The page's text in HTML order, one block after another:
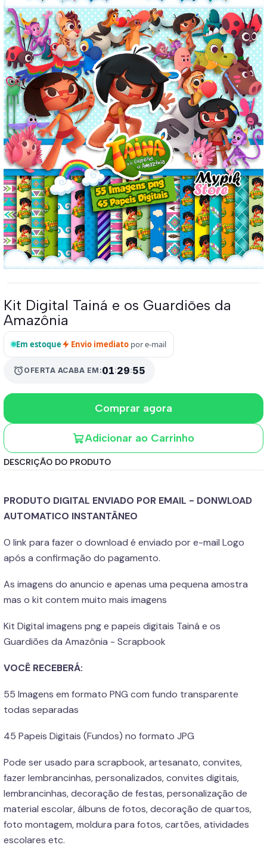
Kit Digital Tainá e os Guardiões da
Amazônia
Em estoque Envio imediato por e-mail
alarmOFERTA ACABA EM:01:29:53
Adicionar ao Carrinho
Comprar agora
DESCRIÇÃO DO PRODUTO
PRODUTO DIGITAL ENVIADO POR EMAIL - DONWLOAD
AUTOMATICO INSTANTÂNEO
O link para fazer o download é enviado por e-mail Logo
após a confirmação do pagamento.
As imagens do anuncio e apenas uma pequena amostra
mas o kit contem muito mais imagens
Kit Digital imagens png e papeis digitais Tainá e os
Guardiões da Amazônia - Scrapbook
VOCÊ RECEBERÁ:
55 Imagens em formato PNG com fundo transparente
todas separadas
45 Papeis Digitais (Fundos) no formato JPG
Pode ser usado para scrapbook, artesanato, convites,
fazer lembrancinhas, personalizados, convites digitais,
lembrancinhas, decoração de festas, personalização de
material escolar, álbuns de fotos, decoração de quartos,
foto montagem, moldura para fotos, cartões, atividades
escolares etc.